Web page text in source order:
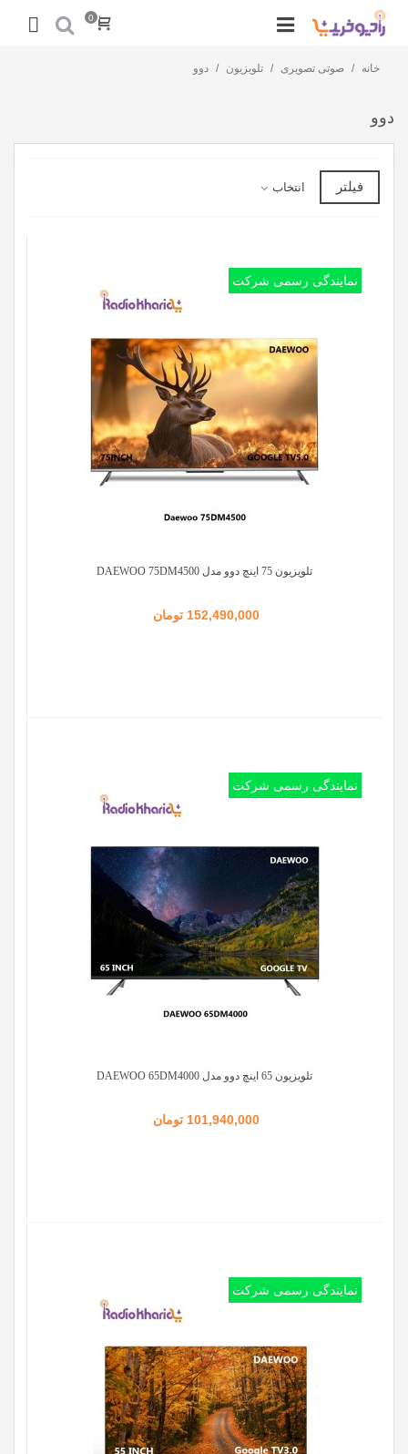
0
خانه / صوتی تصویری / تلویزیون / دوو
دوو
فیلتر انتخاب
نمایندگی رسمی شرکت
تلویزیون 75 اینچ دوو مدل DAEWOO 75DM4500
152,490,000 تومان
نمایندگی رسمی شرکت
تلویزیون 65 اینچ دوو مدل DAEWOO 65DM4000
101,940,000 تومان
نمایندگی رسمی شرکت